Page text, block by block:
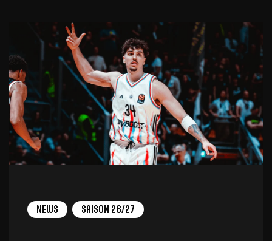
News Saison 26/27